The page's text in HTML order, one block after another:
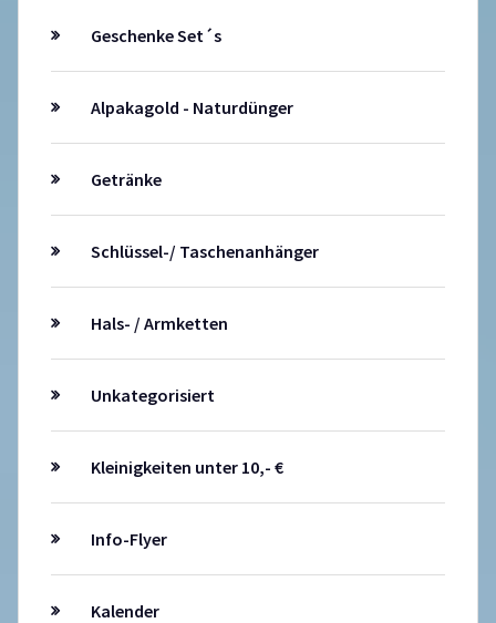
Geschenke Set´s
Alpakagold - Naturdünger
Getränke
Schlüssel-/ Taschenanhänger
Hals- / Armketten
Unkategorisiert
Kleinigkeiten unter 10,- €
Info-Flyer
Kalender